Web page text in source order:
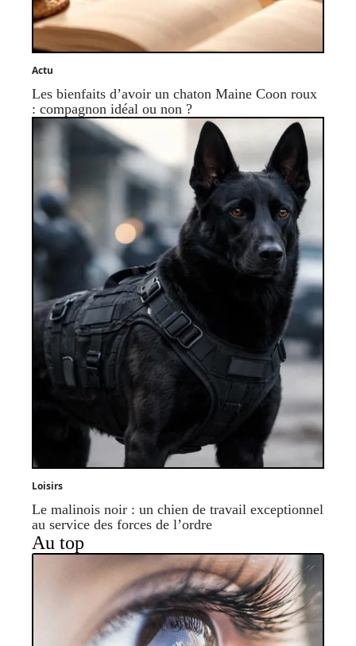
Actu
Les bienfaits d’avoir un chaton Maine Coon roux
: compagnon idéal ou non ?
Loisirs
Le malinois noir : un chien de travail exceptionnel
au service des forces de l’ordre
Au top